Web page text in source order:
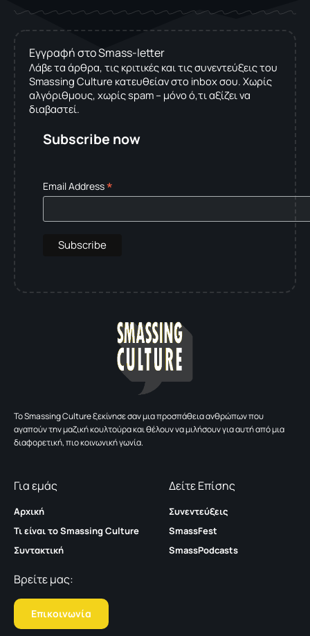
Εγγραφή στο Smass-letter
Λάβε τα άρθρα, τις κριτικές και τις συνεντεύξεις του
Smassing Culture κατευθείαν στο inbox σου. Χωρίς
αλγόριθμους, χωρίς spam – μόνο ό,τι αξίζει να
διαβαστεί.
Subscribe now
Email Address*
To Smassing Culture ξεκίνησε σαν μια προσπάθεια ανθρώπων που
αγαπούν την μαζική κουλτούρα και θέλουν να μιλήσουν για αυτή από μια
διαφορετική, πιο κοινωνική γωνία.
Για εμάς
Αρχική
Τι είναι το Smassing Culture
Συντακτική
Δείτε Επίσης
Συνεντεύξεις
SmassFest
SmassPodcasts
Βρείτε μας:
Επικοινωνία